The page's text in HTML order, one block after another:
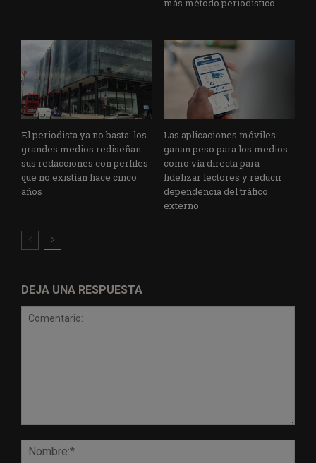
más método periodístico
El periodista ya no basta: los
grandes medios rediseñan
sus redacciones con perfiles
que no existían hace cinco
años
Las aplicaciones móviles
ganan peso para los medios
como vía directa para
fidelizar lectores y reducir
dependencia del tráfico
externo
DEJA UNA RESPUESTA